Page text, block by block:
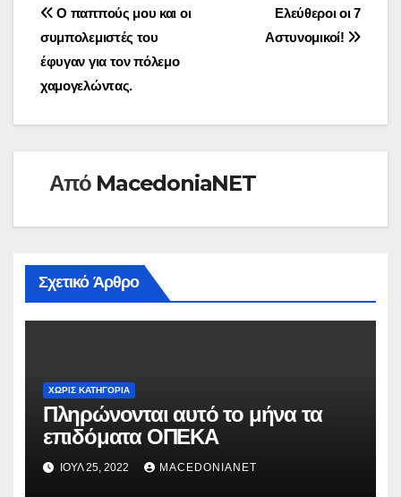
Πλοήγηση
άρθρων
Ελεύθεροι οι 7
Αστυνομικοί!
Ο παππούς μου και οι
συμπολεμιστές του
έφυγαν για τον πόλεμο
χαμογελώντας.
Από MacedoniaNET
Σχετικό Άρθρο
ΧΩΡΊΣ ΚΑΤΗΓΟΡΊΑ
Πληρώνονται αυτό το μήνα τα
επιδόματα ΟΠΕΚΑ
ΙΟΎΛ 25, 2022 MACEDONIANET